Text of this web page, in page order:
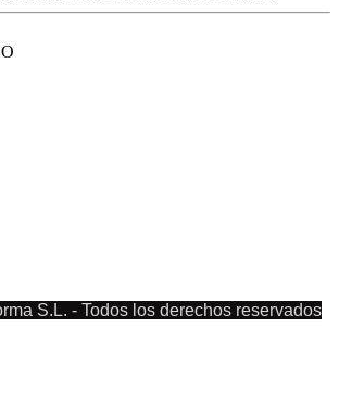
S.L. - Todos los derechos reservados